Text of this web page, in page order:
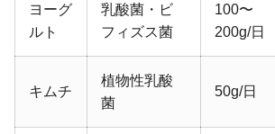
ヨーグ
ルト
乳酸菌・ビ
フィズス菌
100〜
200g/日
キムチ
植物性乳酸
菌
50g/日